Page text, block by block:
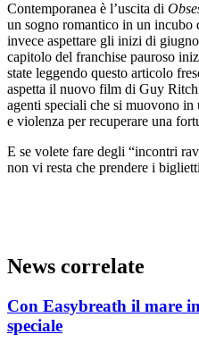
Contemporanea è l’uscita di
un sogno romantico in un incubo
invece aspettare gli inizi di
capitolo del franchise pauroso
state leggendo questo articolo
aspetta il nuovo film di Guy
agenti speciali che si muovono in
e violenza per recuperare una
E se volete fare degli “incontri
non vi resta che prendere i
News correlate
Con Easybreath il mare
speciale